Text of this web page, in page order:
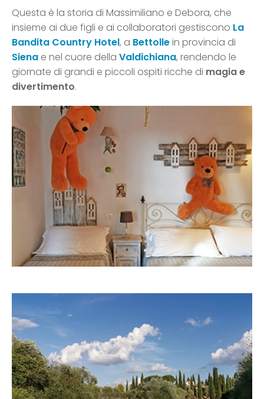
Questa è la storia di Massimiliano e Debora, che
insieme ai due figli e ai collaboratori gestiscono La
Bandita Country Hotel, a Bettollein provincia di
Siena e nel cuore della Valdichiana, rendendo le
giornate di grandi e piccoli ospiti ricche di magia e
divertimento.